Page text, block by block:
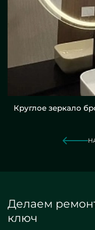
Круглое зеркало
Делаем
ключ